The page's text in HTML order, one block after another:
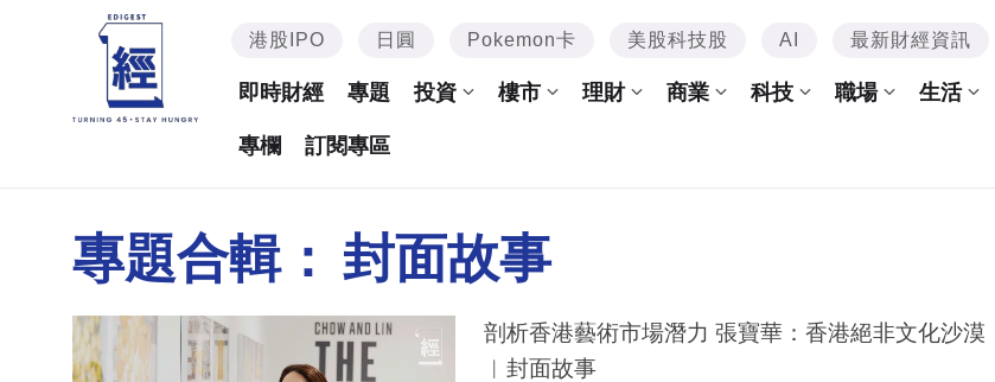
港股IPO 日圓 Pokemon卡 美股科技股 AI 最新財經資訊
即時財經 專題 投資 樓市 理財 商業 科技 職場 生活
專欄 訂閱專區
專題合輯： 封面故事
剖析香港藝術市場潛力 張寶華：香港絕非文化沙漠
︳封面故事